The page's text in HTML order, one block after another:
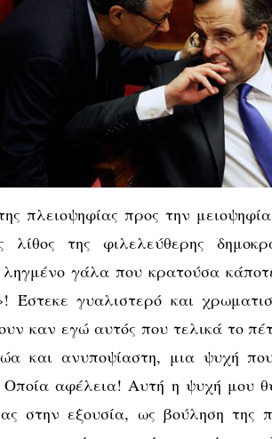
πλειοψηφίας προς την
λίθος της φιλελεύθερης
γάλα που κρατούσα
Έστεκε γυαλιστερό και
καν εγώ αυτός που τελικά το
και ανυποψίαστη, μια ψυχή
αφέλεια! Αυτή η ψυχή μου
στην εξουσία, ως βούληση της